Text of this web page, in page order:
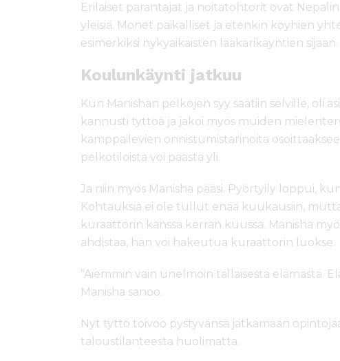
Erilaiset parantajat ja noitatohtorit ovat
yleisiä. Monet paikalliset ja etenkin köyhien
esimerkiksi nykyaikaisten lääkärikäyntien sijaan.
Koulunkäynti jatkuu
Kun Manishan pelkojen syy saatiin selville, oli
kannusti tyttöä ja jakoi myös muiden
kamppailevien onnistumistarinoita
pelkotiloista voi päästä yli.
Ja niin myös Manisha pääsi. Pyörtyily loppui,
Kohtauksia ei ole tullut enää kuukausiin,
kuraattorin kanssa kerran kuussa. Manisha
ahdistaa, hän voi hakeutua kuraattorin luokse.
”Aiemmin vain unelmoin tällaisesta elämästä.
Manisha sanoo.
Nyt tyttö toivoo pystyvänsä jatkamaan
taloustilanteesta huolimatta.